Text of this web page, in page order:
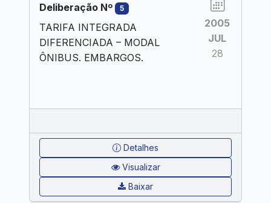
Deliberação Nº 5
TARIFA INTEGRADA
DIFERENCIADA – MODAL
ÔNIBUS. EMBARGOS.
2005
JUL
28
Detalhes
Visualizar
Baixar